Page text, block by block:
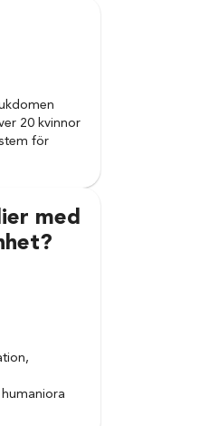
20 kvinnor
för
med